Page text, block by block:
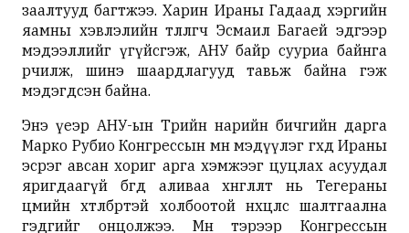
заалтууд багтжээ. Харин Ираны Гадаад хэргийн
яамны хэвлэлийн төлөөлөгч Эсмаил Багаей эдгээр
мэдээллийг үгүйсгэж, АНУ байр сууриа байнга
өөрчилж, шинэ шаардлагууд тавьж байна гэж
мэдэгдсэн байна.
Энэ үеэр АНУ-ын Төрийн нарийн бичгийн дарга
Марко Рубио Конгрессын өмнө мэдүүлэг өгөхдөө Ираны
эсрэг авсан хориг арга хэмжээг цуцлах асуудал
яригдаагүй бөгөөд аливаа хөнгөлөлт нь Тегераны
цөмийн хөтөлбөртэй холбоотой нөхцөлөөс шалтгаална
гэдгийг онцолжээ. Мөн тэрээр Конгрессын